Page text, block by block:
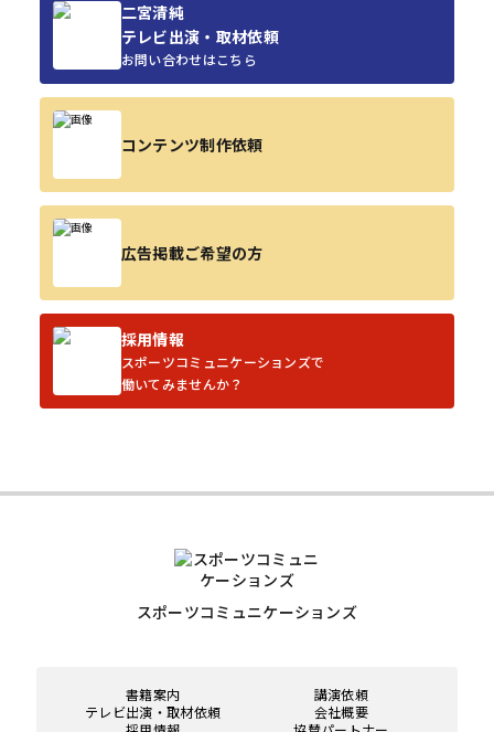
二宮清純
テレビ出演・取材依頼
お問い合わせはこちら
コンテンツ制作依頼
広告掲載ご希望の方
採用情報
スポーツコミュニケーションズで
働いてみませんか？
スポーツコミュニケーションズ
書籍案内
講演依頼
テレビ出演・取材依頼
会社概要